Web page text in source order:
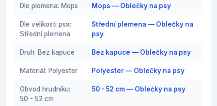
Dle plemena: Mops Mops — Oblečky na psy
Dle velikosti psa:
Střední plemena
Střední plemena — Oblečky na
psy
Druh: Bez kapuce Bez kapuce — Oblečky na psy
Materiál: Polyester Polyester — Oblečky na psy
Obvod hrudníku:
50 - 52 cm
50 - 52 cm — Oblečky na psy